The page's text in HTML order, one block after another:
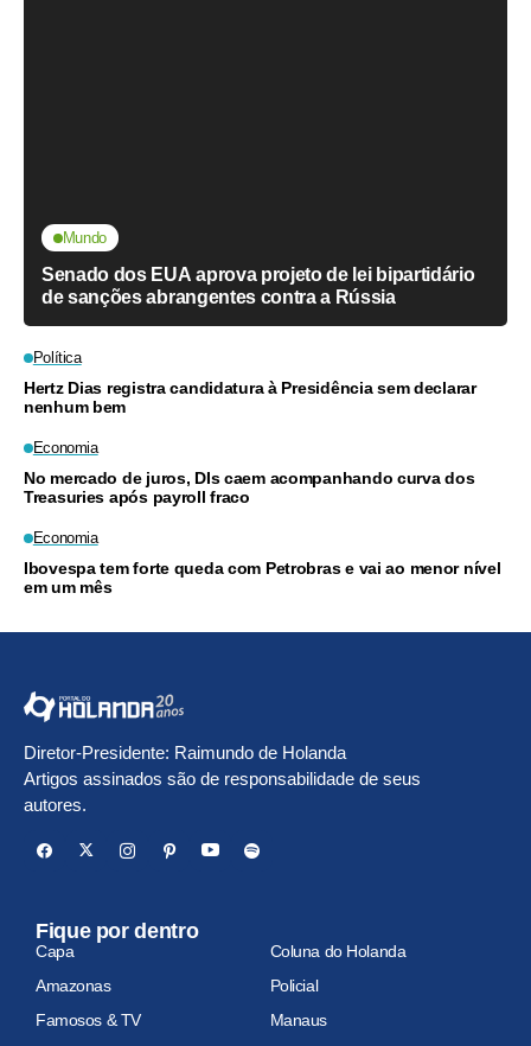
Mundo
Senado dos EUA aprova projeto de lei bipartidário
de sanções abrangentes contra a Rússia
Política
Hertz Dias registra candidatura à Presidência sem declarar
nenhum bem
Economia
No mercado de juros, DIs caem acompanhando curva dos
Treasuries após payroll fraco
Economia
Ibovespa tem forte queda com Petrobras e vai ao menor nível
em um mês
Diretor-Presidente: Raimundo de Holanda
Artigos assinados são de responsabilidade de seus
autores.
Fique por dentro
Capa
Coluna do Holanda
Amazonas
Policial
Famosos & TV
Manaus